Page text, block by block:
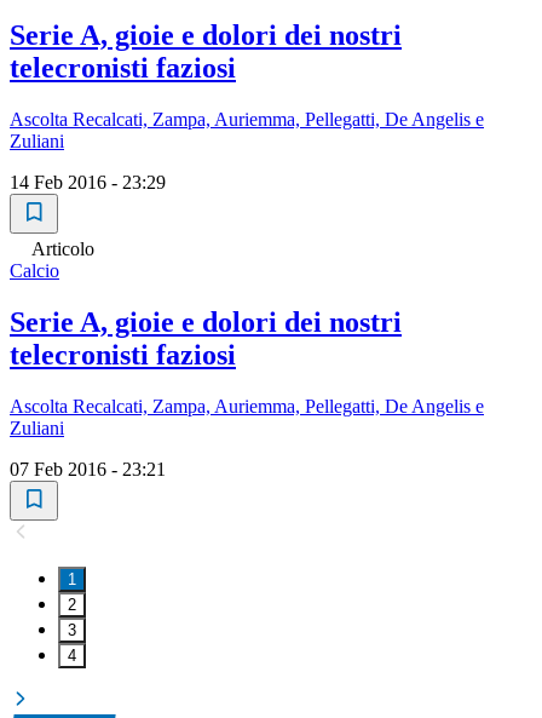
Serie A, gioie e dolori dei nostri
telecronisti faziosi
Ascolta Recalcati, Zampa, Auriemma, Pellegatti, De Angelis e
Zuliani
14 Feb 2016 - 23:29
Articolo
Calcio
Serie A, gioie e dolori dei nostri
telecronisti faziosi
Ascolta Recalcati, Zampa, Auriemma, Pellegatti, De Angelis e
Zuliani
07 Feb 2016 - 23:21
1
2
3
4